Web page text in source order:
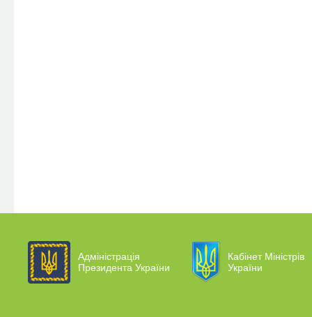
Адміністрація
Президента України
Кабінет Міністрів
України